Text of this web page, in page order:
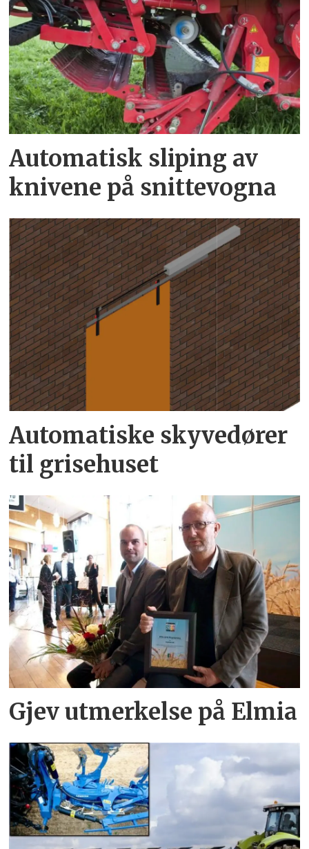
Automatisk sliping av
knivene på snittevogna
Automatiske skyvedører
til grisehuset
Gjev utmerkelse på Elmia